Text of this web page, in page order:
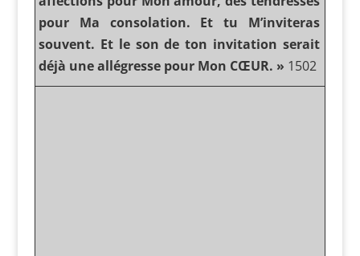
pour Ma consolation. Et tu M’inviteras
souvent. Et le son de ton invitation serait
déjà une allégresse pour Mon CŒUR. » 1502